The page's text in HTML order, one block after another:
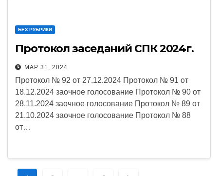
БЕЗ РУБРИКИ
Протокол заседаний СПК 2024г.
МАР 31, 2024
Протокол № 92 от 27.12.2024 Протокол № 91 от
18.12.2024 заочное голосование Протокол № 90 от
28.11.2024 заочное голосование Протокол № 89 от
21.10.2024 заочное голосование Протокол № 88
от…